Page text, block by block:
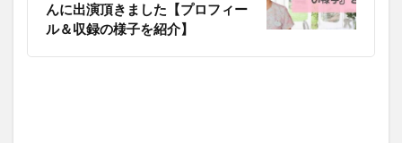
んに出演頂きました【プロフィー
ル＆収録の様子を紹介】